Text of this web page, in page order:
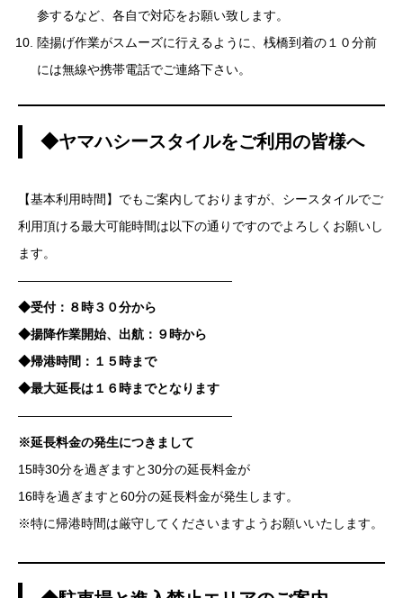
参するなど、各自で対応をお願い致します。
陸揚げ作業がスムーズに行えるように、桟橋到着の１０分前
には無線や携帯電話でご連絡下さい。
◆ヤマハシースタイルをご利用の皆様へ
【基本利用時間】でもご案内しておりますが、シースタイルでご
利用頂ける最大可能時間は以下の通りですのでよろしくお願いし
ます。
—————————————————
◆受付：８時３０分から
◆揚降作業開始、出航：９時から
◆帰港時間：１５時まで
◆最大延長は１６時までとなります
—————————————————
※延長料金の発生につきまして
15時30分を過ぎますと30分の延長料金が
16時を過ぎますと60分の延長料金が発生します。
※特に帰港時間は厳守してくださいますようお願いいたします。